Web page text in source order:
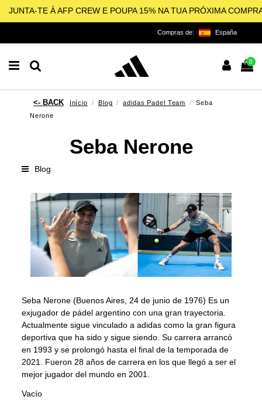
JUNTA-TE À AFP CREW E POUPA 15% NA TUA PRÓXIMA
Compras de: España
0
Início Blog adidas Padel Team
Seba
Nerone
Seba Nerone
Blog
Seba Nerone (Buenos Aires, 24 de junio de 1976) Es un
exjugador de pádel argentino con una gran trayectoria.
Actualmente sigue vinculado a adidas como la gran figura
deportiva que ha sido y sigue siendo. Su carrera arrancó
en 1993 y se prolongó hasta el final de la temporada de
2021. Fueron 28 años de carrera en los que llegó a ser el
mejor jugador del mundo en 2001.
Vacío